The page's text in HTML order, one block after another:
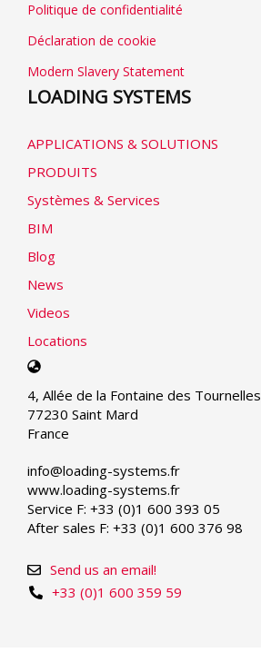
Politique de confidentialité
Déclaration de cookie
Modern Slavery Statement
LOADING SYSTEMS
APPLICATIONS & SOLUTIONS
PRODUITS
Systèmes & Services
BIM
Blog
News
Videos
Locations
Select
language
4, Allée de la Fontaine des Tournelles
77230 Saint Mard
France
info@loading-systems.fr
www.loading-systems.fr
Service F: +33 (0)1 600 393 05
After sales F: +33 (0)1 600 376 98
+33 (0)1 600 359 59
Send us an email!